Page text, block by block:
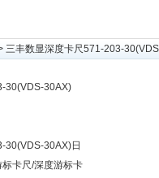
三丰数显深度卡尺571-203-
30(VDS-30AX)
30(VDS-30AX)日
卡尺/深度游标卡